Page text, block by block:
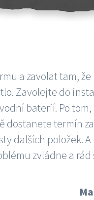
a zavolat tam,
Zavolejte do
baterií. Po tom,
dostanete termín
dalších položek.
zvládne a rád